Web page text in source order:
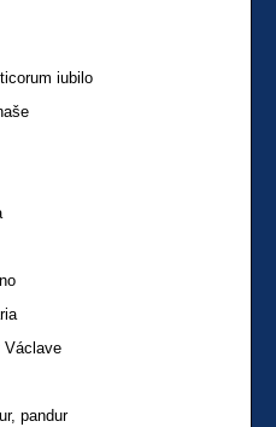
iubilo
Václave
pandur